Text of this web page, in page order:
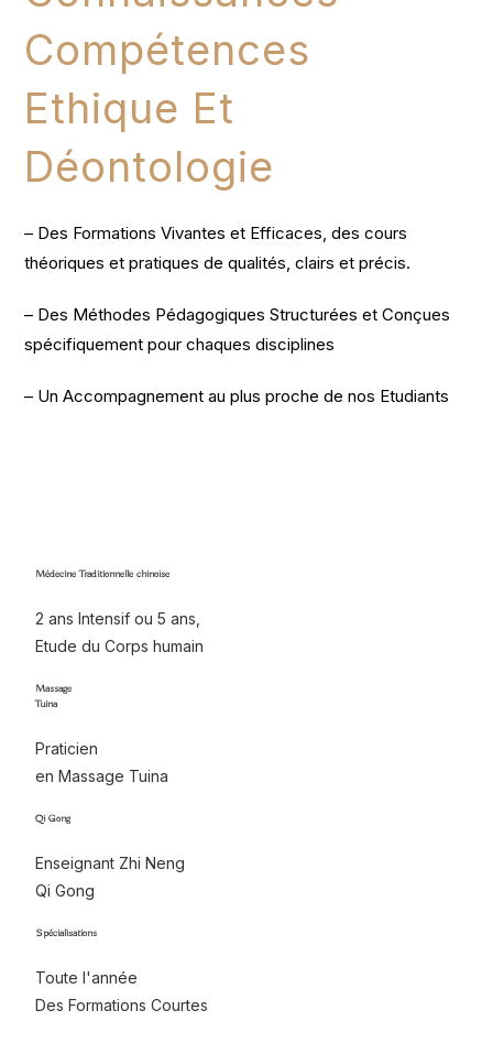
Compétences
Ethique Et
Déontologie
– Des Formations Vivantes et Efficaces, des cours
théoriques et pratiques de qualités, clairs et précis.
– Des Méthodes Pédagogiques Structurées et Conçues
spécifiquement pour chaques disciplines
– Un Accompagnement au plus proche de nos Etudiants
Médecine Traditionnelle chinoise
2 ans Intensif ou 5 ans,
Etude du Corps humain
Massage
Tuina
Praticien
en Massage Tuina
Qi Gong
Enseignant Zhi Neng
Qi Gong
Spécialisations
Toute l'année
Des Formations Courtes